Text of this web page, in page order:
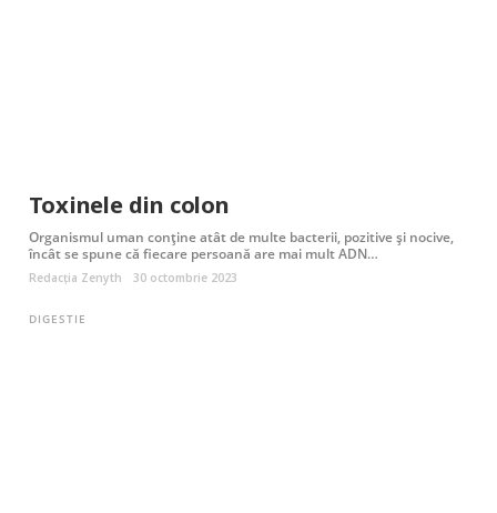
Toxinele din colon
Organismul uman conține atât de multe bacterii, pozitive și nocive,
încât se spune că fiecare persoană are mai mult ADN…
Redacția Zenyth 30 octombrie 2023
DIGESTIE